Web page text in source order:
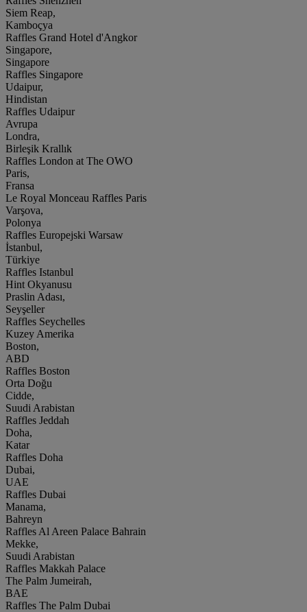
Siem Reap,
Kamboçya
Raffles Grand Hotel d'Angkor
Singapore,
Singapore
Raffles Singapore
Udaipur,
Hindistan
Raffles Udaipur
Avrupa
Londra,
Birleşik Krallık
Raffles London at The OWO
Paris,
Fransa
Le Royal Monceau Raffles Paris
Varşova,
Polonya
Raffles Europejski Warsaw
İstanbul,
Türkiye
Raffles Istanbul
Hint Okyanusu
Praslin Adası,
Seyşeller
Raffles Seychelles
Kuzey Amerika
Boston,
ABD
Raffles Boston
Orta Doğu
Cidde,
Suudi Arabistan
Raffles Jeddah
Doha,
Katar
Raffles Doha
Dubai,
UAE
Raffles Dubai
Manama,
Bahreyn
Raffles Al Areen Palace Bahrain
Mekke,
Suudi Arabistan
Raffles Makkah Palace
The Palm Jumeirah,
BAE
Raffles The Palm Dubai